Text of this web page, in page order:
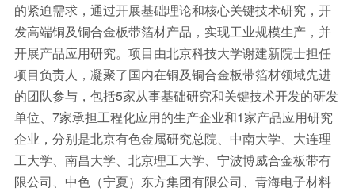
的紧迫需求，通过开展基础理论和核心关键技术研究，开
发高端铜及铜合金板带箔材产品，实现工业规模生产，并
开展产品应用研究。项目由北京科技大学谢建新院士担任
项目负责人，凝聚了国内在铜及铜合金板带箔材领域先进
的团队参与，包括5家从事基础研究和关键技术开发的研发
单位、7家承担工程化应用的生产企业和1家产品应用研究
企业，分别是北京有色金属研究总院、中南大学、大连理
工大学、南昌大学、北京理工大学、宁波博威合金板带有
限公司、中色（宁夏）东方集团有限公司、青海电子材料